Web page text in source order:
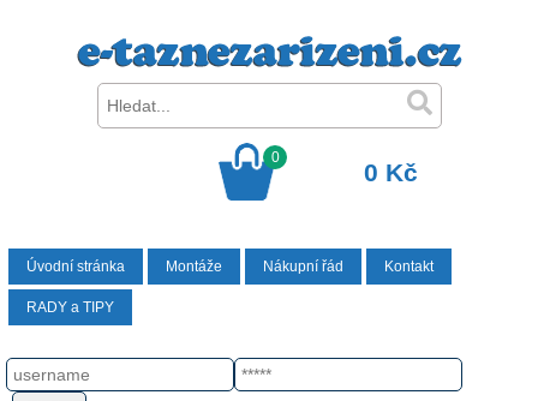
0
0 Kč
Úvodní stránka Montáže Nákupní řád Kontakt
RADY a TIPY